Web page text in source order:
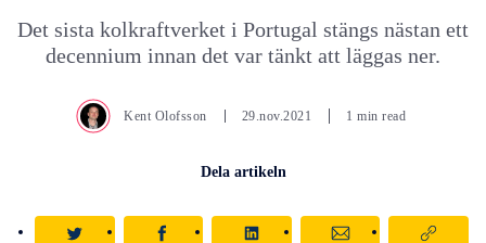
Det sista kolkraftverket i Portugal stängs nästan ett
decennium innan det var tänkt att läggas ner.
Kent Olofsson 29.nov.2021 1 min read
Dela artikeln